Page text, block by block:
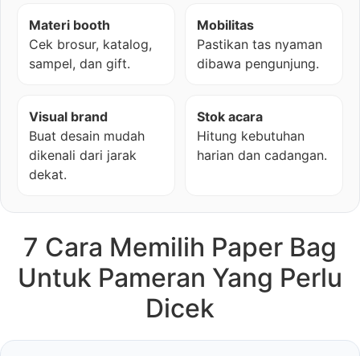
Materi booth
Cek brosur, katalog,
sampel, dan gift.
Mobilitas
Pastikan tas nyaman
dibawa pengunjung.
Visual brand
Buat desain mudah
dikenali dari jarak
dekat.
Stok acara
Hitung kebutuhan
harian dan cadangan.
7 Cara Memilih Paper Bag
Untuk Pameran Yang Perlu
Dicek